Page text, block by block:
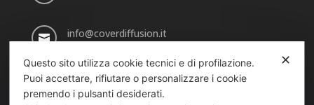
 info@coverdiffusion.it
SEDE DI VIA SANSOVINO
✕
Questo sito utilizza cookie tecnici e di profilazione.
Puoi accettare, rifiutare o personalizzare i cookie
premendo i pulsanti desiderati.